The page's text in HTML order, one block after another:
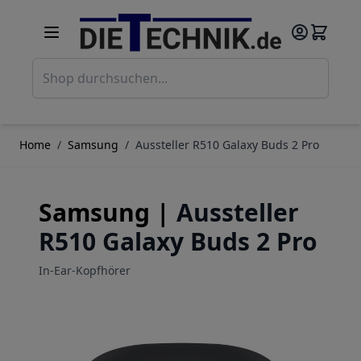
Home / Samsung / Aussteller R510 Galaxy Buds 2 Pro
Samsung | Aussteller
R510 Galaxy Buds 2 Pro
In-Ear-Kopfhörer